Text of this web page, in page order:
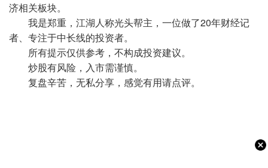
济相关板块。
我是郑重，江湖人称光头帮主，一位做了20年财经记
者、专注于中长线的投资者。
所有提示仅供参考，不构成投资建议。
炒股有风险，入市需谨慎。
复盘辛苦，无私分享，感觉有用请点评。